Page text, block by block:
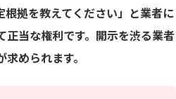
根拠を教えてください」と業者に
正当な権利です。開示を渋る業者
められます。